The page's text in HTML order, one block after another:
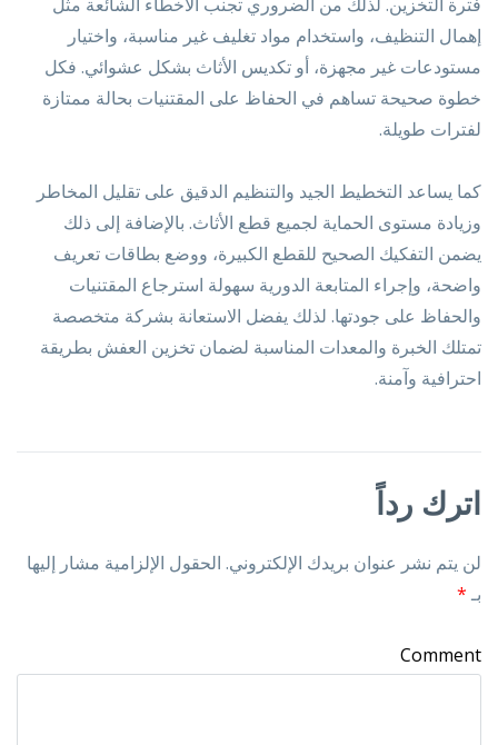
إهمال التنظيف، واستخدام مواد تغليف غير مناسبة، واختيار
مستودعات غير مجهزة، أو تكديس الأثاث بشكل عشوائي. فكل
خطوة صحيحة تساهم في الحفاظ على المقتنيات بحالة ممتازة
لفترات طويلة.
كما يساعد التخطيط الجيد والتنظيم الدقيق على تقليل المخاطر
وزيادة مستوى الحماية لجميع قطع الأثاث. بالإضافة إلى ذلك
يضمن التفكيك الصحيح للقطع الكبيرة، ووضع بطاقات تعريف
واضحة، وإجراء المتابعة الدورية سهولة استرجاع المقتنيات
والحفاظ على جودتها. لذلك يفضل الاستعانة بشركة متخصصة
تمتلك الخبرة والمعدات المناسبة لضمان تخزين العفش بطريقة
احترافية وآمنة.
اترك رداً
لن يتم نشر عنوان بريدك الإلكتروني. الحقول الإلزامية مشار إليها
بـ*
Comment